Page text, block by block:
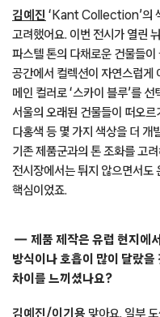
김예진 ‘Kant Collection’의
고려했어요. 이번 전시가 열린
파스텔 톤의 다채로운 건물들
공간에서 컬렉션이 자연스럽게
메인 컬러로 ‘스카이 블루’를
서울의 오래된 건물들이 떠오
다홍색 등 몇 가지 색상을 더 개
기존 제품군과의 톤 조화를 고
전시장에서는 튀지 않으면서도
핵심이었죠.
제품 제작은 유럽 현지에
방식이나 호흡이 많이 달랐
차이를 느끼셨나요?
김예진/이기용 맞아요. 일부